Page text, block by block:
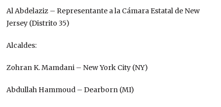
Al Abdelaziz – Representante a la Cámara Estatal de New
Jersey (Distrito 35)
Alcaldes:
Zohran K. Mamdani – New York City (NY)
Abdullah Hammoud – Dearborn (MI)